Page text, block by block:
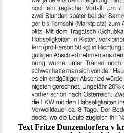
Text Fritze Dunzendorfera v